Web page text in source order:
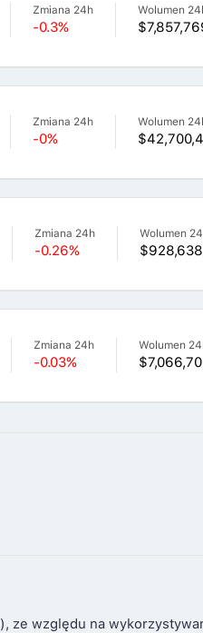
Zmiana 24h
-0.3%
Wolumen
Zmiana 24h
-0%
Wolumen
Zmiana 24h
-0.26%
Wolumen
Zmiana 24h
-0.03%
Wolumen
względu na